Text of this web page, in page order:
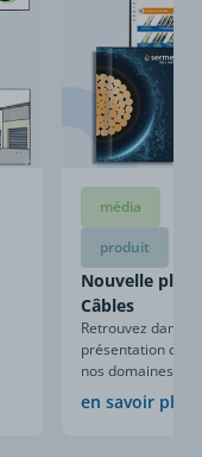
média
produit
Nouvelle
Câbles
Retrouvez dans
présentation
nos domaines
en savoir plus